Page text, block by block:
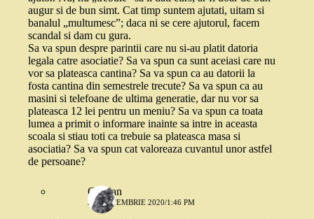
augur si de bun simt. Cat timp suntem ajutati, uitam si
banalul „multumesc”; daca ni se cere ajutorul, facem
scandal si dam cu gura.
Sa va spun despre parintii care nu si-au platit datoria
legala catre asociatie? Sa va spun ca sunt aceiasi care nu
vor sa plateasca cantina? Sa va spun ca au datorii la
fosta cantina din semestrele trecute? Sa va spun ca au
masini si telefoane de ultima generatie, dar nu vor sa
plateasca 12 lei pentru un meniu? Sa va spun ca toata
lumea a primit o informare inainte sa intre in aceasta
scoala si stiau toti ca trebuie sa plateasca masa si
asociatia? Sa va spun cat valoreaza cuvantul unor astfel
de persoane?
Cristian
22 SEPTEMBRIE 2020/1:46 PM